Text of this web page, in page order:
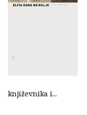
književnika i...